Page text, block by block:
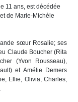
11 ans, est décédée
de Marie-Michèle
sœur Rosalie; ses
Claude Boucher (Rita
(Yvon Rousseau),
et Amélie Demers
Ellie, Olivia, Charles,